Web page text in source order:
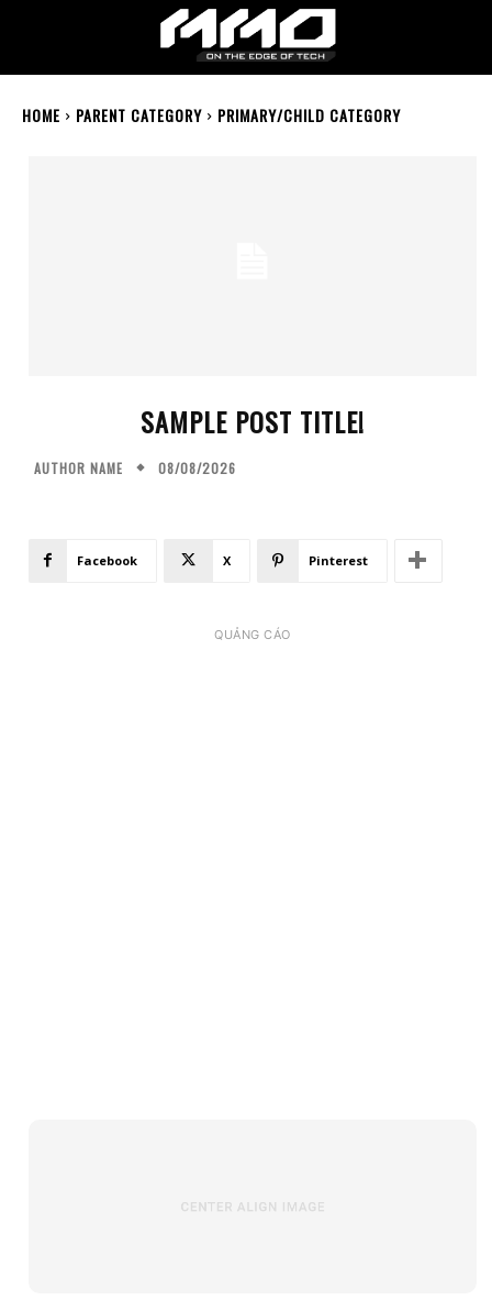
MMOSITE - Thông tin công nghệ
Bài viết nổi bật
HOME PARENT CATEGORY PRIMARY/CHILD CATEGORY
SAMPLE POST TITLE!
AUTHOR NAME 08/08/2026
Facebook X Pinterest
QUẢNG CÁO